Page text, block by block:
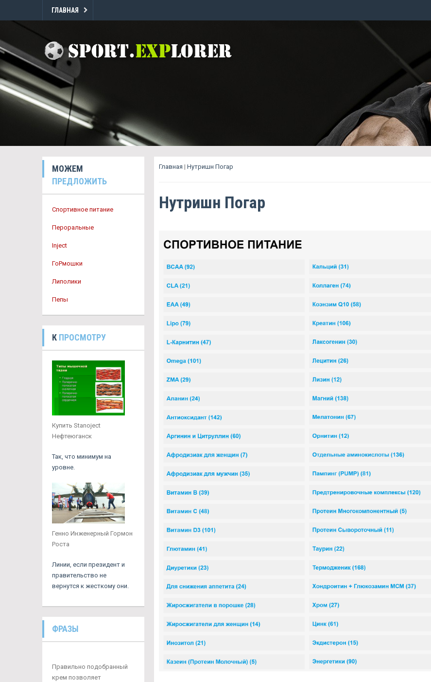
ГЛАВНАЯ
МОЖЕМ
ПРЕДЛОЖИТЬ
Спортивное питание
Пероральные
Inject
ГоРмошки
Липолики
Пепы
К ПРОСМОТРУ
Купить Stanoject
Нефтеюганск
Так, что минимум на
уровне.
Генно Инженерный Гормон
Роста
Линии, если президент и
правительство не
вернутся к жесткому они.
ФРАЗЫ
Правильно подобранный
крем позволяет
Главная | Нутришн Погар
Нутришн Погар